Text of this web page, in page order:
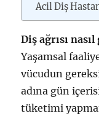
Acil Diş
Diş ağrısı nasıl
Yaşamsal
vücudun
adına gün
tüketimi